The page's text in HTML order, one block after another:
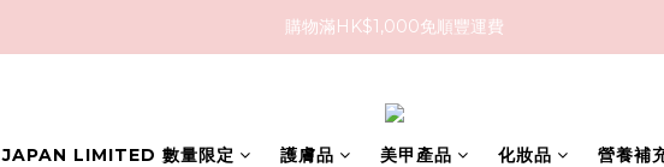
購物滿HK$1,000免順豐運費
購物滿HK$1,000免順豐運費
JAPAN LIMITED 數量限定 護膚品 美甲產品 化妝品 營養補